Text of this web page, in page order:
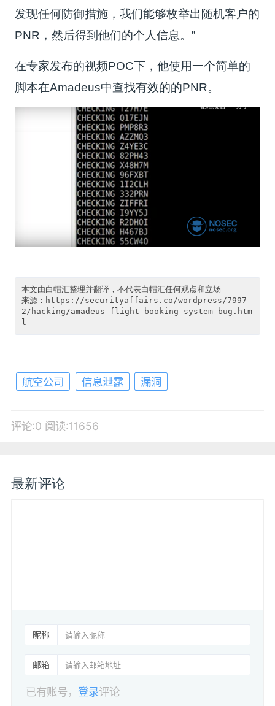
发现任何防御措施，我们能够枚举出随机客户的
PNR，然后得到他们的个人信息。”
在专家发布的视频POC下，他使用一个简单的
脚本在Amadeus中查找有效的的PNR。
本文由白帽汇整理并翻译，不代表白帽汇任何观点和立场
来源：https://securityaffairs.co/wordpress/7997
2/hacking/amadeus-flight-booking-system-bug.htm
航空公司 信息泄露 漏洞
评论:0 阅读:11656
最新评论
昵称
邮箱
已有账号，登录评论